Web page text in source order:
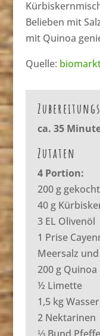
Belieben mit
mit Quinoa
Quelle:
ca. 35
Zutaten
4 Portion:
200 g
40 g
3 EL Olivenöl
1 Prise
Meersalz
200 g Quinoa
½ Limette
1,5 kg
2 Nektarinen